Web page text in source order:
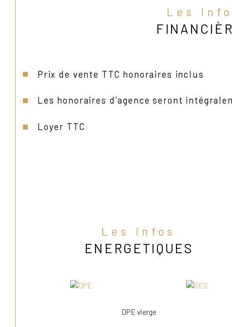
Les
Prix de vente TTC honoraires inclus
Les honoraires d'agence seront
Loyer TTC
Les infos
ENERGETIQUES
DPE vierge